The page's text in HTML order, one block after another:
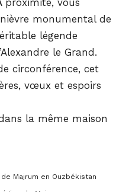
monumental de
légende
le Grand.
circonférence, cet
vœux et espoirs
la même maison